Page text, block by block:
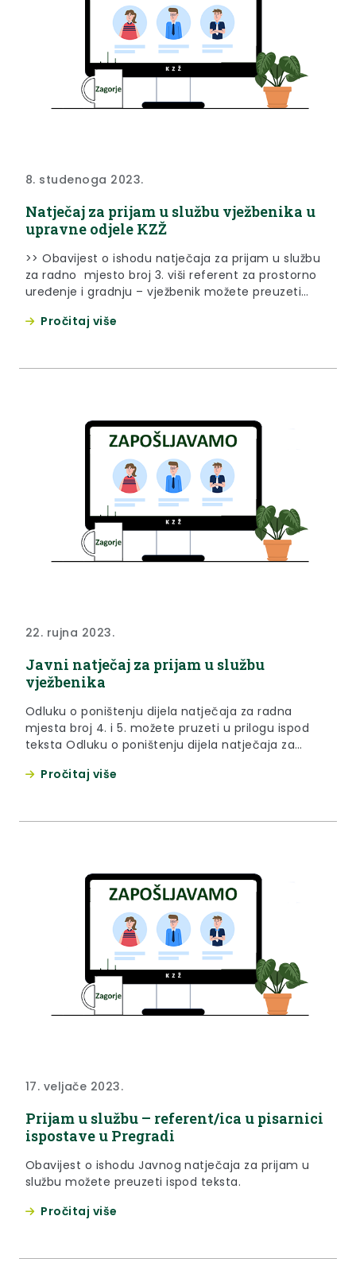
8. studenoga 2023.
Natječaj za prijam u službu vježbenika u
upravne odjele KZŽ
>> Obavijest o ishodu natječaja za prijam u službu
za radno mjesto broj 3. viši referent za prostorno
uređenje i gradnju – vježbenik možete preuzeti
Zakona o službenicima i namještenicima u lokalnoj
Pročitaj više
22. rujna 2023.
Javni natječaj za prijam u službu
vježbenika
Odluku o poništenju dijela natječaja za radna
mjesta broj 4. i 5. možete pruzeti u prilogu ispod
teksta Odluku o poništenju dijela natječaja za
teksta. Odluku o poništenju dijela natječaja za
Pročitaj više
17. veljače 2023.
Prijam u službu – referent/ica u pisarnici
ispostave u Pregradi
Obavijest o ishodu Javnog natječaja za prijam u
službu možete preuzeti ispod teksta.
Pročitaj više